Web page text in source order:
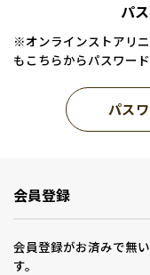
パ
※オンラインストアリ
もこちらからパスワー
パス
会員登録
会員登録がお済みで無
す。